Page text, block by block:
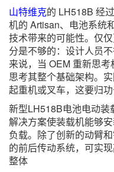
山特维克的 LH518B 经
机的 Artisan、电池系统
技术带来的可能性。仅
分是不够的：设计人员
来说，当 OEM 重新思
思考其整个基础架构。
起重机或叉车，这要归
新型LH518B电池电动
解决方案使装载机能够
负载。除了创新的动臂
的前后传动系统，可实
整体